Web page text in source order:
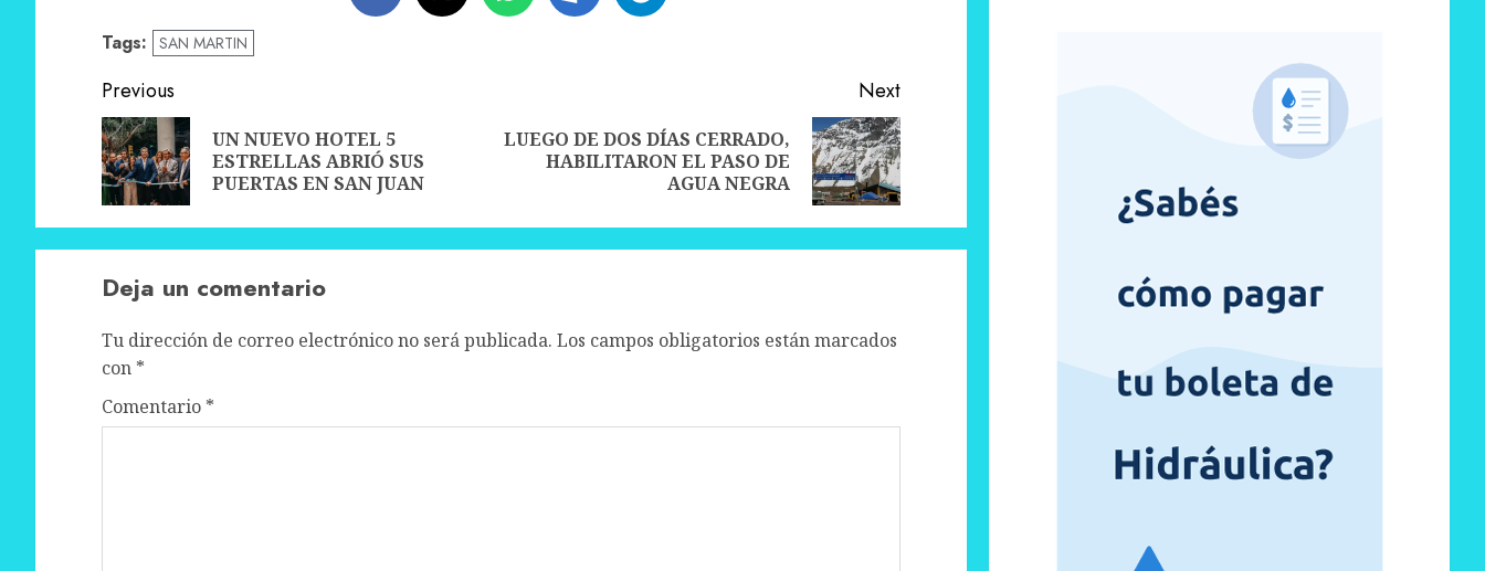
Tags: SAN MARTIN
Post
navigation
Previous
Previous
UN NUEVO HOTEL 5
ESTRELLAS ABRIÓ SUS
PUERTAS EN SAN JUAN
Next
Next
LUEGO DE DOS DÍAS CERRADO,
HABILITARON EL PASO DE
AGUA NEGRA
Deja un comentario
Tu dirección de correo electrónico no será publicada. Los campos obligatorios están marcados
con *
Comentario *